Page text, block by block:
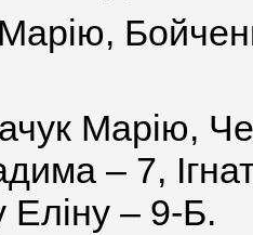
Марію,
Марію,
– 7,
– 9-Б.